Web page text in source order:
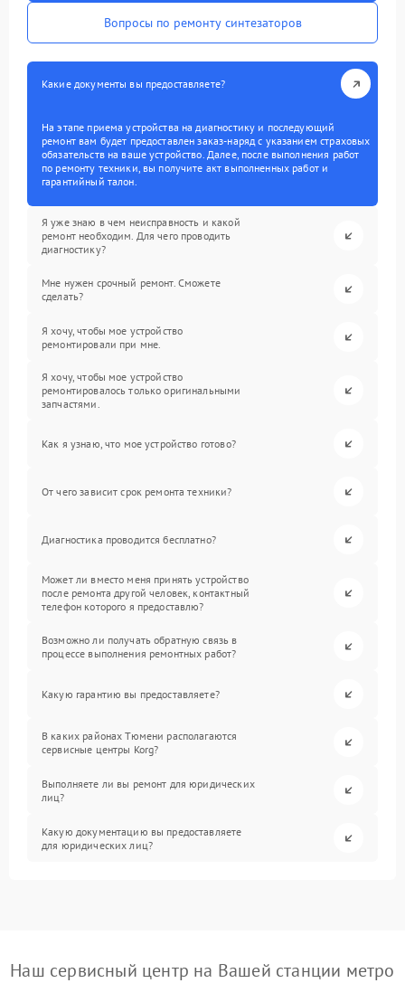
Вопросы по ремонту синтезаторов
Какие документы вы предоставляете?
На этапе приема устройства на диагностику и последующий
ремонт вам будет предоставлен заказ-наряд с указанием страховых
обязательств на ваше устройство. Далее, после выполнения работ
по ремонту техники, вы получите акт выполненных работ и
гарантийный талон.
Я уже знаю в чем неисправность и какой
ремонт необходим. Для чего проводить
диагностику?
Мне нужен срочный ремонт. Сможете
сделать?
Я хочу, чтобы мое устройство
ремонтировали при мне.
Я хочу, чтобы мое устройство
ремонтировалось только оригинальными
запчастями.
Как я узнаю, что мое устройство готово?
От чего зависит срок ремонта техники?
Диагностика проводится бесплатно?
Может ли вместо меня принять устройство
после ремонта другой человек, контактный
телефон которого я предоставлю?
Возможно ли получать обратную связь в
процессе выполнения ремонтных работ?
Какую гарантию вы предоставляете?
В каких районах Тюмени располагаются
сервисные центры Korg?
Выполняете ли вы ремонт для юридических
лиц?
Какую документацию вы предоставляете
для юридических лиц?
Наш сервисный центр на Вашей станции метро